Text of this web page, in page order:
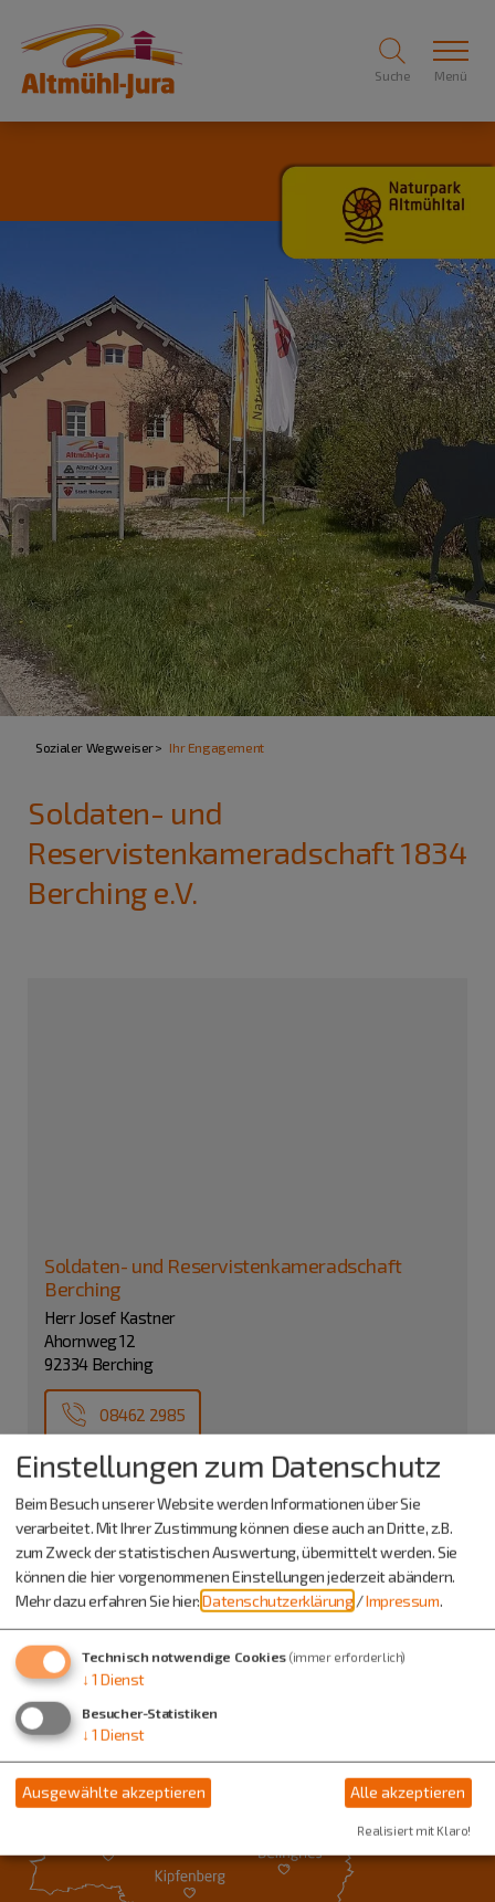
Suche Menü
Sozialer Wegweiser Ihr Engagement
Soldaten- und
Reservistenkameradschaft 1834
Berching e.V.
Soldaten- und Reservistenkameradschaft
Berching
Herr Josef Kastner
Ahornweg 12
92334 Berching
08462 2985
Einstellungen zum Datenschutz
Beim Besuch unserer Website werden Informationen über Sie
verarbeitet. Mit Ihrer Zustimmung können diese auch an Dritte, z.B.
zum Zweck der statistischen Auswertung, übermittelt werden. Sie
können die hier vorgenommenen Einstellungen jederzeit abändern.
Mehr dazu erfahren Sie hier:Datenschutzerklärung /Impressum.
Technisch notwendige Cookies (immer erforderlich)
↓ 1 Dienst
Besucher-Statistiken
↓ 1 Dienst
Ausgewählte akzeptieren Alle akzeptieren
Realisiert mit Klaro!